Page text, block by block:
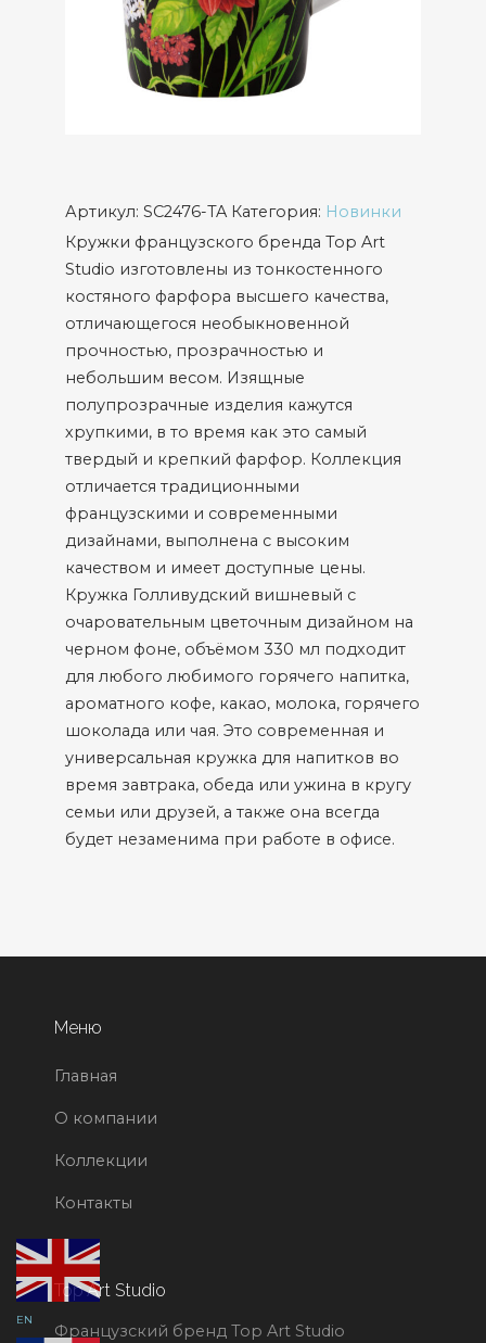
Артикул: SC2476-TA Категория: Новинки
Кружки французского бренда Top Art
Studio изготовлены из тонкостенного
костяного фарфора высшего качества,
отличающегося необыкновенной
прочностью, прозрачностью и
небольшим весом. Изящные
полупрозрачные изделия кажутся
хрупкими, в то время как это самый
твердый и крепкий фарфор. Коллекция
отличается традиционными
французскими и современными
дизайнами, выполнена с высоким
качеством и имеет доступные цены.
Кружка Голливудский вишневый с
очаровательным цветочным дизайном на
черном фоне, объёмом 330 мл подходит
для любого любимого горячего напитка,
ароматного кофе, какао, молока, горячего
шоколада или чая. Это современная и
универсальная кружка для напитков во
время завтрака, обеда или ужина в кругу
семьи или друзей, а также она всегда
будет незаменима при работе в офисе.
Меню
Главная
О компании
Коллекции
Контакты
Top Art Studio
Французский бренд Top Art Studio
EN